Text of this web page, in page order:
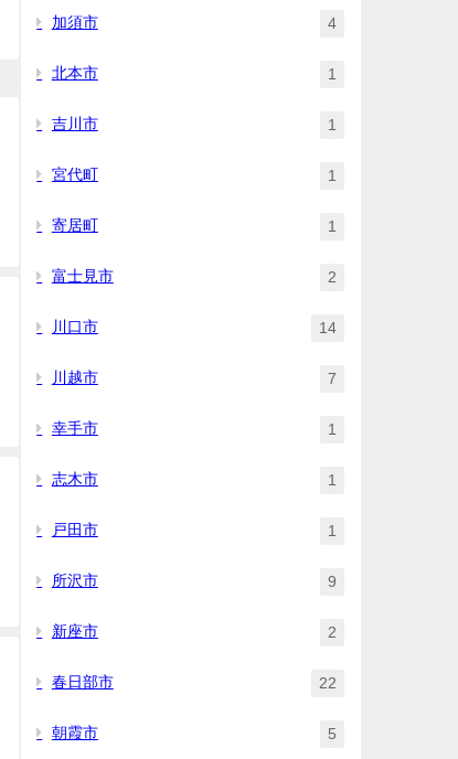
加須市 4
北本市 1
吉川市 1
宮代町 1
寄居町 1
富士見市 2
川口市 14
川越市 7
幸手市 1
志木市 1
戸田市 1
所沢市 9
新座市 2
春日部市 22
朝霞市 5